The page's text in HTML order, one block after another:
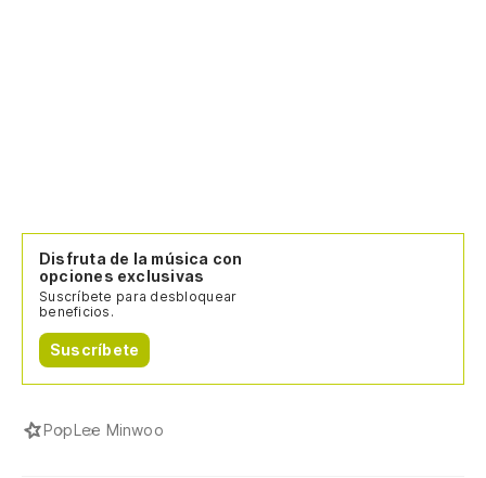
Disfruta de la música con
opciones exclusivas
Suscríbete para desbloquear
beneficios.
Suscríbete
PopLee Minwoo